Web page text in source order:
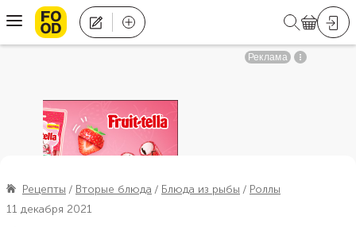
Рецепты Вторые блюда Блюда из рыбы
Роллы
11 декабря 2021